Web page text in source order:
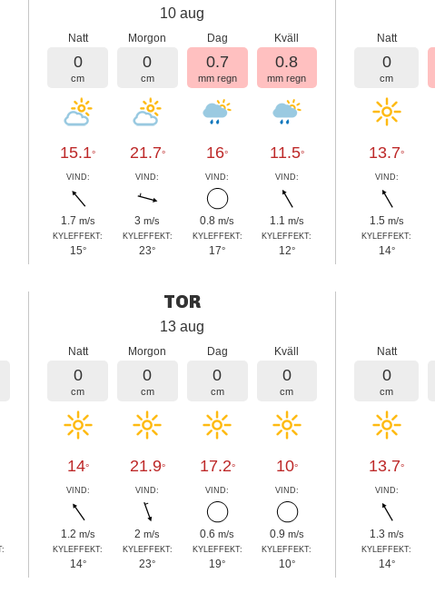
10 aug
Natt
0
cm
15.1°
VIND:
1.7 m/s
KYLEFFEKT:
15°
Morgon
0
cm
21.7°
VIND:
3m/s
KYLEFFEKT:
23°
Dag
0.7
mm regn
16°
VIND:
0.8m/s
KYLEFFEKT:
17°
Kväll
0.8
mm regn
11.5°
VIND:
1.1 m/s
KYLEFFEKT:
12°
Natt
0
cm
13.7°
VIND:
1.5 m/s
KYLEFFEKT:
14°
TOR
13 aug
Natt
0
cm
14°
VIND:
1.2 m/s
KYLEFFEKT:
14°
Morgon
0
cm
21.9°
VIND:
2m/s
KYLEFFEKT:
23°
Dag
0
cm
17.2°
VIND:
0.6m/s
KYLEFFEKT:
19°
Kväll
0
cm
10°
VIND:
0.9 m/s
KYLEFFEKT:
10°
Natt
0
cm
13.7°
VIND:
1.3 m/s
KYLEFFEKT:
14°